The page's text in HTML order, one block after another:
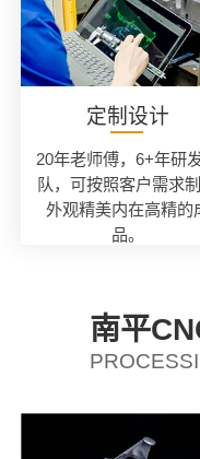
定制设计
20年老师傅，6+年研
队，可按照客户需求
外观精美内在高精的
品。
南平